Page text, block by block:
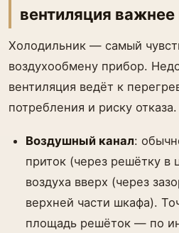
вентиляция
Холодильник — самый
воздухообмену прибор.
вентиляция ведёт к
потребления и риску отказа.
Воздушный канал:
приток (через решётку в
воздуха вверх (через
верхней части шкафа).
площадь решёток — по